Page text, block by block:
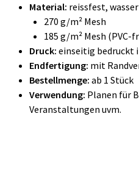
Material: reissfest,
270 g/m² Mesh
185 g/m² Mesh (PVC-
Druck: einseitig bedruckt
Endfertigung: mit
Bestellmenge: ab 1 Stück
Verwendung: Planen für
Veranstaltungen uvm.